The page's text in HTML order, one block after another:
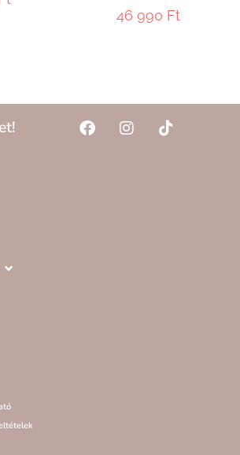
46 990 Ft